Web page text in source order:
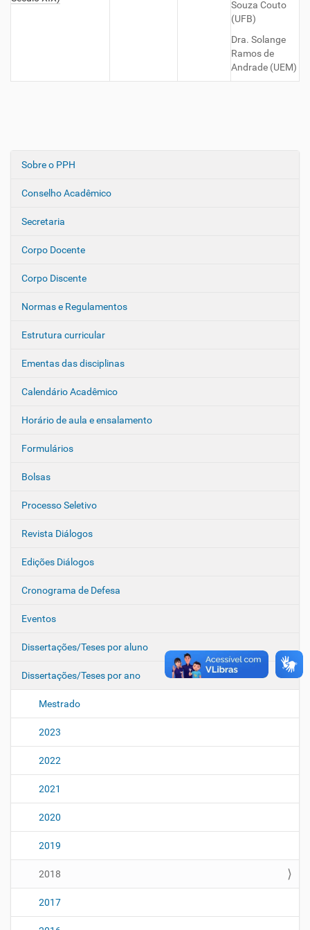
N
e
a
ç
o
Sobre o PPH
Conselho Acadêmico
Secretaria
Corpo Docente
Corpo Discente
Normas e Regulamentos
Estrutura curricular
Ementas das disciplinas
Calendário Acadêmico
Horário de aula e ensalamento
Formulários
Bolsas
Processo Seletivo
Revista Diálogos
Edições Diálogos
Cronograma de Defesa
Eventos
Dissertações/Teses por aluno
Dissertações/Teses por ano
Mestrado
2023
2022
2021
2020
2019
2018
2017
Souza Couto
(UFB)
Dra. Solange
Ramos de
Andrade (UEM)